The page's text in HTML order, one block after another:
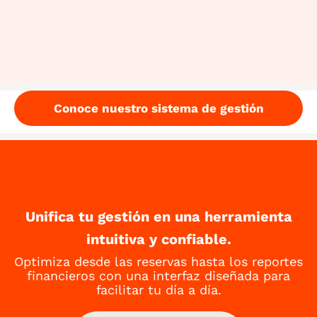
Conoce nuestro sistema de gestión
Unifica tu gestión en una herramienta
intuitiva y confiable.
Optimiza desde las reservas hasta los reportes
financieros con una interfaz diseñada para
facilitar tu día a día.